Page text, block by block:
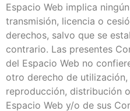
Espacio Web implica
transmisión, licencia o
derechos, salvo que se
contrario. Las presentes
del Espacio Web no
otro derecho de
reproducción, distribución
Espacio Web y/o de sus